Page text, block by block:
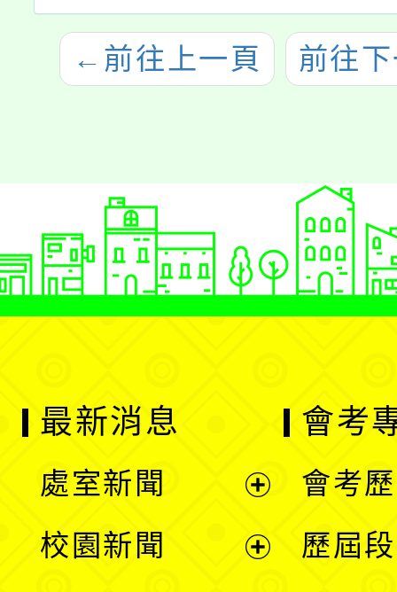
← 前往上一頁 前往
最新消息
處室新聞
校園新聞
會考
會考
歷屆